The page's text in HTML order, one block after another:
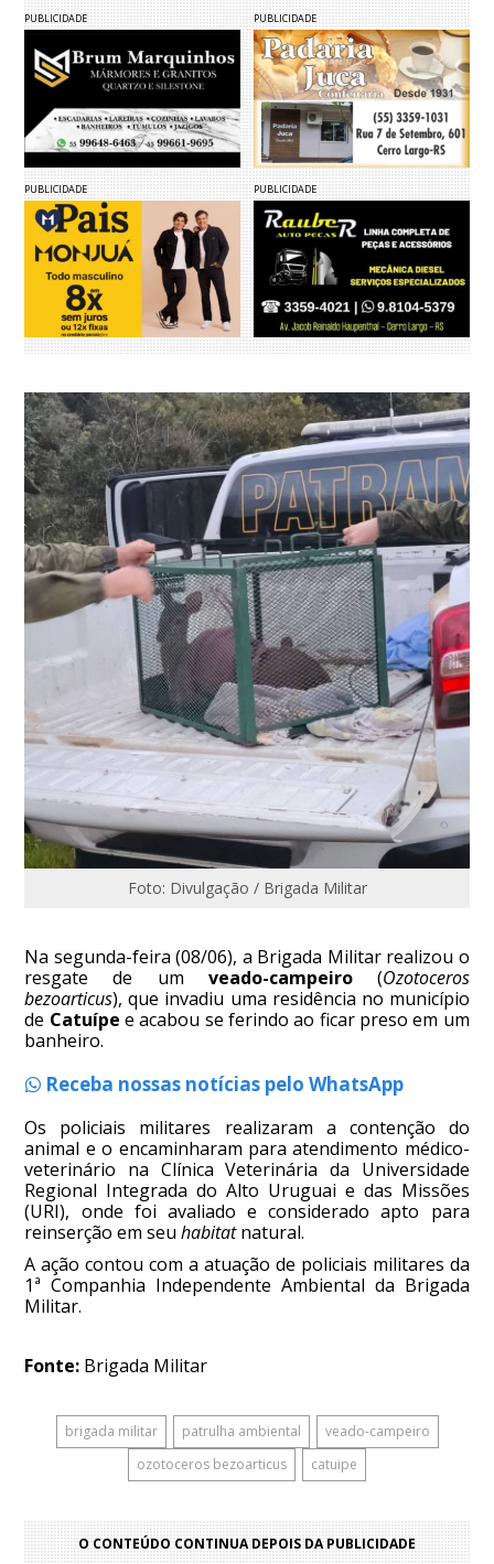
PUBLICIDADE PUBLICIDADE
PUBLICIDADE PUBLICIDADE
Foto: Divulgação / Brigada Militar
Na segunda-feira (08/06), a Brigada Militar realizou o
resgate de um veado-campeiro(Ozotoceros
bezoarticus), que invadiu uma residência no município
de Catuípe e acabou se ferindo ao ficar preso em um
banheiro.
Receba nossas notícias pelo WhatsApp
Os policiais militares realizaram a contenção do
animal e o encaminharam para atendimento médico-
veterinário na Clínica Veterinária da Universidade
Regional Integrada do Alto Uruguai e das Missões
(URI), onde foi avaliado e considerado apto para
reinserção em seuhabitatnatural.
A ação contou com a atuação de policiais militares da
1ª Companhia Independente Ambiental da Brigada
Militar.
Fonte: Brigada Militar
brigada militar patrulha ambiental
veado-campeiro
ozotoceros bezoarticus
catuipe
O CONTEÚDO CONTINUA DEPOIS DA PUBLICIDADE